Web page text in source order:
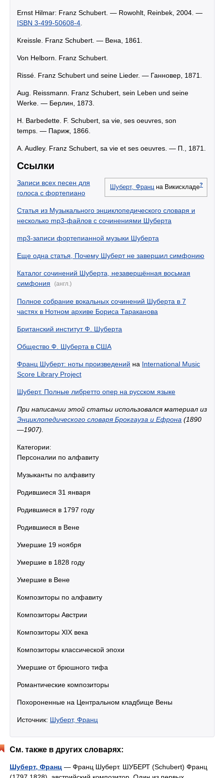
Ernst Hilmar: Franz Schubert. — Rowohlt, Reinbek, 2004. —
ISBN 3-499-50608-4
Kreissle. Franz Schubert. — Вена, 1861.
Von Helborn. Franz Schubert.
Rissé. Franz Schubert und seine Lieder. — Ганновер, 1871.
Aug. Reissmann. Franz Schubert, sein Leben und seine
Werke. — Берлин, 1873.
H. Barbedette. F. Schubert, sa vie, ses oeuvres, son
temps. — Париж, 1866.
A. Audley. Franz Schubert, sa vie et ses oeuvres. — П., 1871.
Ссылки
Шуберт, Францна Викискладе?
Записи всех песен для
голоса с фортепиано
Статья из Музыкального энциклопедического словаря и
несколько mp3-файлов с сочинениями Шуберта
mp3-записи фортепианной музыки Шуберта
Еще одна статья, Почему Шуберт не завершил симфонию
Каталог сочинений Шуберта, незавершённая восьмая
симфония
(англ.)
Полное собрание вокальных сочинений Шуберта в 7
частях в Нотном архиве Бориса Тараканова
Британский институт Ф. Шуберта
Общество Ф. Шуберта в США
Франц Шуберт: ноты произведений на International Music
Score Library Project
Шуберт. Полные либретто опер на русском языке
При написании этой статьи использовался материал из
Энциклопедического словаря Брокгауза и Ефрона (1890
—1907).
Категории:
Персоналии по алфавиту
Музыканты по алфавиту
Родившиеся 31 января
Родившиеся в 1797 году
Родившиеся в Вене
Умершие 19 ноября
Умершие в 1828 году
Умершие в Вене
Композиторы по алфавиту
Композиторы Австрии
Композиторы XIX века
Композиторы классической эпохи
Умершие от брюшного тифа
Романтические композиторы
Похороненные на Центральном кладбище Вены
Источник: Шуберт, Франц
См. также в других словарях:
Шуберт, Франц — Франц Шуберт. ШУБЕРТ (Schubert) Франц